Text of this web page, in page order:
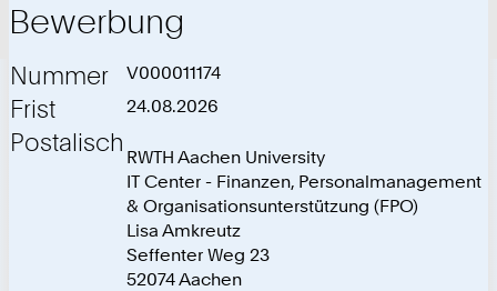
Bewerbung
Nummer V000011174
Frist 24.08.2026
Postalisch
RWTH Aachen University
IT Center - Finanzen, Personalmanagement
& Organisationsunterstützung (FPO)
Lisa Amkreutz
Seffenter Weg 23
52074 Aachen